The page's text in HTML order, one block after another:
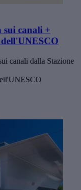
sui canali +
canali dalla Stazione